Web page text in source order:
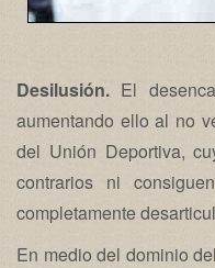
Desilusión. El
aumentando ello al no
del Unión Deportiva,
contrarios ni
completamente
En medio del dominio